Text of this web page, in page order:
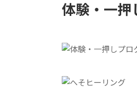
体験・一押